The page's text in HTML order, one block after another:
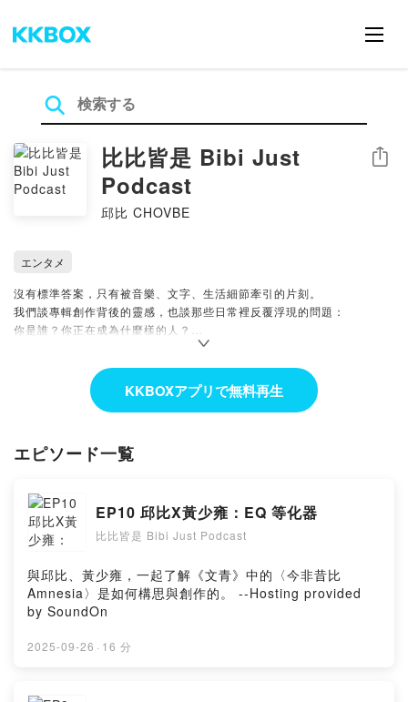
比比皆是 Bibi Just
Podcast
邱比 CHOVBE
シェア
エンタメ
沒有標準答案，只有被音樂、文字、生活細節牽引的片刻。
我們談專輯創作背後的靈感，也談那些日常裡反覆浮現的問題：
你是誰？你正在成為什麼樣的人？
或許正如專輯與節目互為畫龍點睛——每個「是」的瞬間，都正在定義一
個「He who is」。
KKBOXアプリで無料再生
エピソード一覧
EP10 邱比X黃少雍：EQ 等化器
比比皆是 Bibi Just Podcast
與邱比、黃少雍，一起了解《文青》中的〈今非昔比
Amnesia〉是如何構思與創作的。 --Hosting provided
by SoundOn
2025-09-26 · 16 分